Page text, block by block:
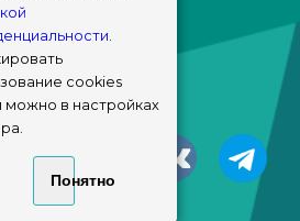
market
2018 - 2026
.
cookies
можно в настройках
Понятно